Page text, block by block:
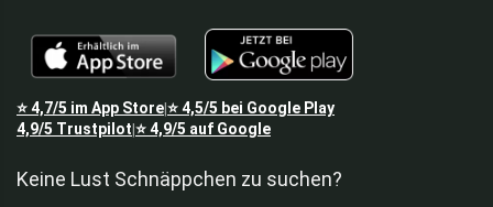
⭐4,7/5 im App Store⭐4,5/5 bei Google Play
4,9/5 Trustpilot ⭐4,9/5 auf Google
Keine Lust Schnäppchen zu suchen?